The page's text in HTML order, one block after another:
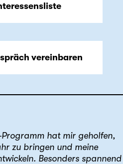
vereinbaren
hat mir geholfen,
zu bringen und meine
Besonders spannend